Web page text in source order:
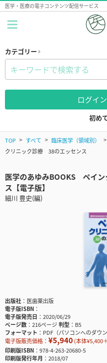
医学・医療の電子コンテンツ配信サービス
カテゴリー
ログイ
初め
TOP すべて 臨床医学（領域別）
クリニック診療 38のエッセンス
医学のあゆみBOOKS ペイ
ス【電子版】
細川 豊史(編)
出版社
医歯薬出版
電子版ISBN
電子版発売日
2020/06/29
ページ数
216ページ判型
B5
フォーマット
PDF（パソコンへのダウ
電子版販売価格： ¥5,940(本体¥5,400
印刷版ISBN
978-4-263-20680-5
印刷版発行年月
2018/07